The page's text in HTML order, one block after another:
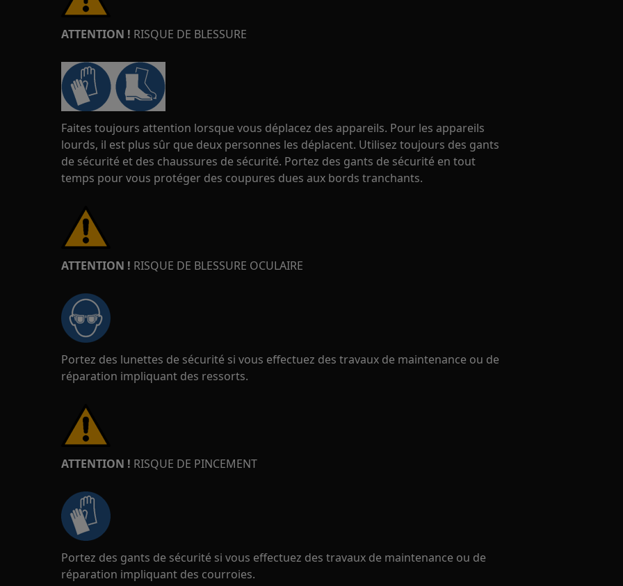
ATTENTION ! RISQUE DE BLESSURE
Faites toujours attention lorsque vous déplacez des appareils. Pour les appareils
lourds, il est plus sûr que deux personnes les déplacent. Utilisez toujours des gants
de sécurité et des chaussures de sécurité. Portez des gants de sécurité en tout
temps pour vous protéger des coupures dues aux bords tranchants.
ATTENTION ! RISQUE DE BLESSURE OCULAIRE
Portez des lunettes de sécurité si vous effectuez des travaux de maintenance ou de
réparation impliquant des ressorts.
ATTENTION ! RISQUE DE PINCEMENT
Portez des gants de sécurité si vous effectuez des travaux de maintenance ou de
réparation impliquant des courroies.